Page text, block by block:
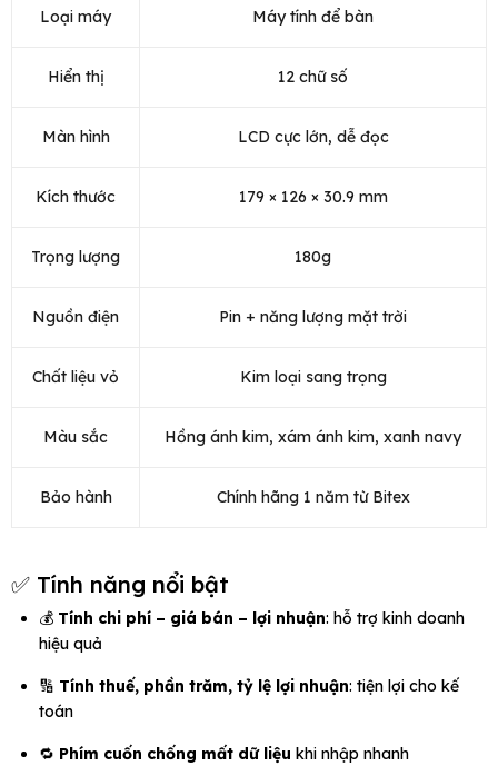
Loại máy Máy tính để bàn
Hiển thị 12 chữ số
Màn hình LCD cực lớn, dễ đọc
Kích thước 179 × 126 × 30.9 mm
Trọng lượng 180g
Nguồn điện Pin + năng lượng mặt trời
Chất liệu vỏ Kim loại sang trọng
Màu sắc Hồng ánh kim, xám ánh kim, xanh navy
Bảo hành Chính hãng 1 năm từ Bitex
✅ Tính năng nổi bật
💰 Tính chi phí – giá bán – lợi nhuận: hỗ trợ kinh doanh
hiệu quả
🔢 Tính thuế, phần trăm, tỷ lệ lợi nhuận: tiện lợi cho kế
toán
🔁 Phím cuốn chống mất dữ liệu khi nhập nhanh